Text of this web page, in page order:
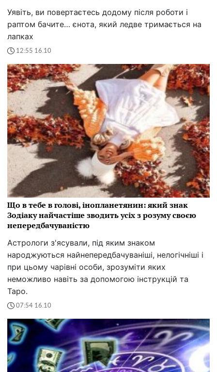
Уявіть, ви повертаєтесь додому після роботи і
раптом бачите… єнота, який ледве тримається на
лапках
12:55 16.10
Що в тебе в голові, інопланетянин: який знак
Зодіаку найчастіше зводить усіх з розуму своєю
непередбачуваністю
Астрологи з'ясували, під яким знаком
народжуються найнепередбачуваніші, нелогічніші і
при цьому чарівні особи, зрозуміти яких
неможливо навіть за допомогою інструкцій та
Таро.
07:54 16.10